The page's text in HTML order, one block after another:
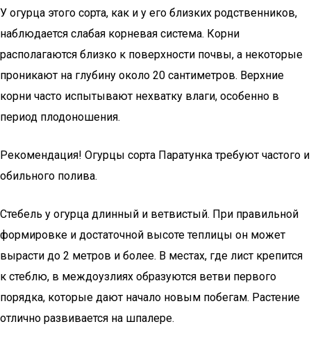
У огурца этого сорта, как и у его близких родственников,
наблюдается слабая корневая система. Корни
располагаются близко к поверхности почвы, а некоторые
проникают на глубину около 20 сантиметров. Верхние
корни часто испытывают нехватку влаги, особенно в
период плодоношения.
Рекомендация! Огурцы сорта Паратунка требуют частого и
обильного полива.
Стебель у огурца длинный и ветвистый. При правильной
формировке и достаточной высоте теплицы он может
вырасти до 2 метров и более. В местах, где лист крепится
к стеблю, в междоузлиях образуются ветви первого
порядка, которые дают начало новым побегам. Растение
отлично развивается на шпалере.